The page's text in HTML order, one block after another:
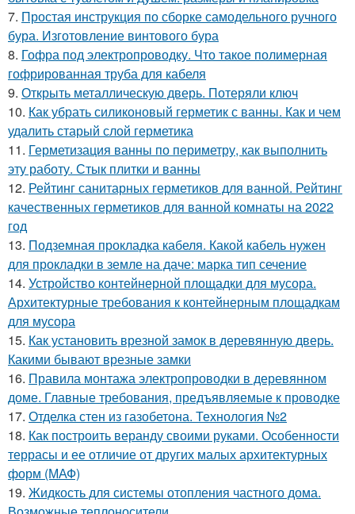
7. Простая инструкция по сборке самодельного ручного
бура. Изготовление винтового бура
8. Гофра под электропроводку. Что такое полимерная
гофрированная труба для кабеля
9. Открыть металлическую дверь. Потеряли ключ
10. Как убрать силиконовый герметик с ванны. Как и чем
удалить старый слой герметика
11. Герметизация ванны по периметру, как выполнить
эту работу. Стык плитки и ванны
12. Рейтинг санитарных герметиков для ванной. Рейтинг
качественных герметиков для ванной комнаты на 2022
год
13. Подземная прокладка кабеля. Какой кабель нужен
для прокладки в земле на даче: марка тип сечение
14. Устройство контейнерной площадки для мусора.
Архитектурные требования к контейнерным площадкам
для мусора
15. Как установить врезной замок в деревянную дверь.
Какими бывают врезные замки
16. Правила монтажа электропроводки в деревянном
доме. Главные требования, предъявляемые к проводке
17. Отделка стен из газобетона. Технология №2
18. Как построить веранду своими руками. Особенности
террасы и ее отличие от других малых архитектурных
форм (МАФ)
19. Жидкость для системы отопления частного дома.